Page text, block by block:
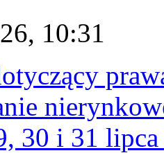
10:31
30 i 31